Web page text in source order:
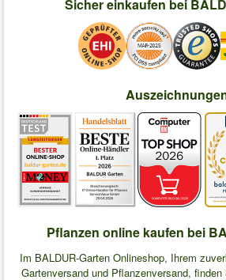
Sicher einkaufen bei
Pflanzen online kaufen bei
Im BALDUR-Garten Onlineshop, Ihrem
Gartenversand und Pflanzenversand,